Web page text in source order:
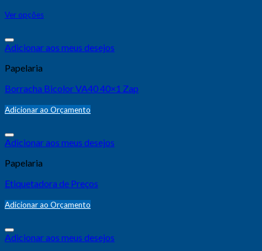
Ver opções
Adicionar aos meus desejos
Papelaria
Borracha Bicolor VA40 40×1 Zap
Adicionar ao Orçamento
Adicionar aos meus desejos
Papelaria
Etiquetadora de Preços
Adicionar ao Orçamento
Adicionar aos meus desejos